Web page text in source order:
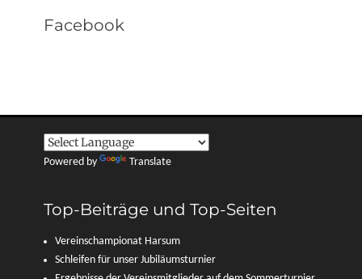
Facebook
Powered by Translate
Top-Beiträge und Top-Seiten
Vereinschampionat Harsum
Schleifen für unser Jubiläumsturnier